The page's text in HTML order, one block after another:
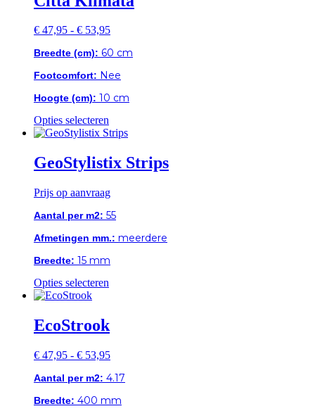
variaties.
optie
kan
gekozen
worden
op
de
€ 47,95 - € 53,95Prijsklasse:
tot
Breedte (cm): 60 cm
Footcomfort: Nee
Hoogte (cm): 10 cm
Opties selecteren
product
meerdere
variaties.
optie
kan
gekozen
worden
op
de
GeoStylistix Strips
Prijs op aanvraag
Aantal per m2: 55
Afmetingen mm.: meerdere
Breedte: 15 mm
Opties selecteren
variaties.
optie
gekozen
worden
EcoStrook
€ 47,95 - € 53,95Prijsklasse:
tot
Aantal per m2: 4.17
Breedte: 400 mm